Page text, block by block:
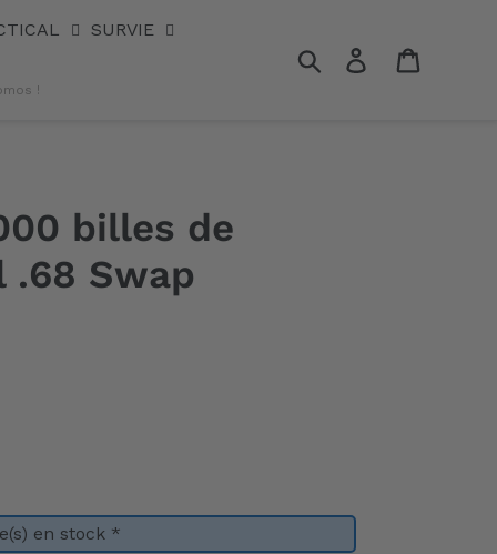
SURVIE
!
RechercherSe connecter
billes de
.68 Swap
en stock *